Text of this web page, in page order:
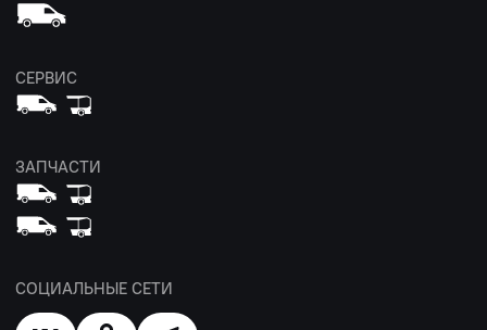
СЕРВИС
ЗАПЧАСТИ
СОЦИАЛЬНЫЕ СЕТИ